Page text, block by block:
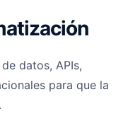
datos, APIs,
para que la